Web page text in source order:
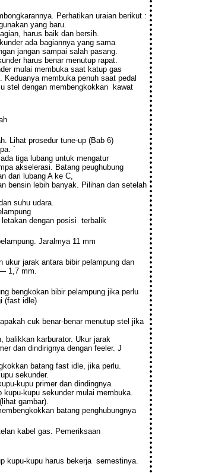
Perhatikan uraian berikut :
yang baru.
harus baik dan bersih.
ada bagiannya yang sama
jangan sampai salah pasang.
harus benar menutup rapat.
mulai membuka saat katup gas
Keduanya membuka penuh saat pedal
stel dengan membengkokkan kawat
Lihat prosedur tune-up (Bab 6)
`
tiga lubang untuk mengatur
akselerasi. Batang peughubung
dari lubang A ke C,
bensin lebih banyak. Pilihan dan setelah
suhu udara.
dengan posisi terbalik
Jaralmya 11 mm
ukur jarak antara bibir pelampung dan
1,7 mm.
bengkokan bibir pelampung jika perlu
(fast idle)
cuk benar-benar menutup stel jika
balikkan karburator. Ukur jarak
dan dindirignya dengan feeler. J
batang fast idle, jika perlu.
sekunder.
kupu primer dan dindingnya
kupu sekunder mulai membuka.
gambar).
batang penghubungnya
kabel gas. Pemeriksaan
kupu-kupu harus bekerja semestinya.